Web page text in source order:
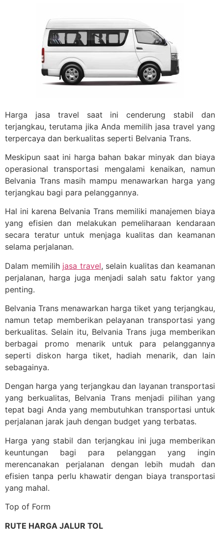
Harga jasa travel saat ini cenderung stabil dan
terjangkau, terutama jika Anda memilih jasa travel yang
terpercaya dan berkualitas seperti Belvania Trans.
Meskipun saat ini harga bahan bakar minyak dan biaya
operasional transportasi mengalami kenaikan, namun
Belvania Trans masih mampu menawarkan harga yang
terjangkau bagi para pelanggannya.
Hal ini karena Belvania Trans memiliki manajemen biaya
yang efisien dan melakukan pemeliharaan kendaraan
secara teratur untuk menjaga kualitas dan keamanan
selama perjalanan.
Dalam memilih jasa travel, selain kualitas dan keamanan
perjalanan, harga juga menjadi salah satu faktor yang
penting.
Belvania Trans menawarkan harga tiket yang terjangkau,
namun tetap memberikan pelayanan transportasi yang
berkualitas. Selain itu, Belvania Trans juga memberikan
berbagai promo menarik untuk para pelanggannya
seperti diskon harga tiket, hadiah menarik, dan lain
sebagainya.
Dengan harga yang terjangkau dan layanan transportasi
yang berkualitas, Belvania Trans menjadi pilihan yang
tepat bagi Anda yang membutuhkan transportasi untuk
perjalanan jarak jauh dengan budget yang terbatas.
Harga yang stabil dan terjangkau ini juga memberikan
keuntungan bagi para pelanggan yang ingin
merencanakan perjalanan dengan lebih mudah dan
efisien tanpa perlu khawatir dengan biaya transportasi
yang mahal.
Top of Form
RUTE HARGA JALUR TOL